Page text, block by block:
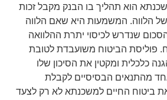
הוא תהליך בו הבנק מקבל זכות
הלווה. המשמעות היא שאם הלווה
שנדרש לכיסוי יתרת ההלוואה
פוליסת הביטוח משועבדת לטובת
כלכלית ומקטין את הסיכון שלו
מהתנאים הבסיסיים לקבלת
ביטוח החיים למשכנתא לא רק לצעד